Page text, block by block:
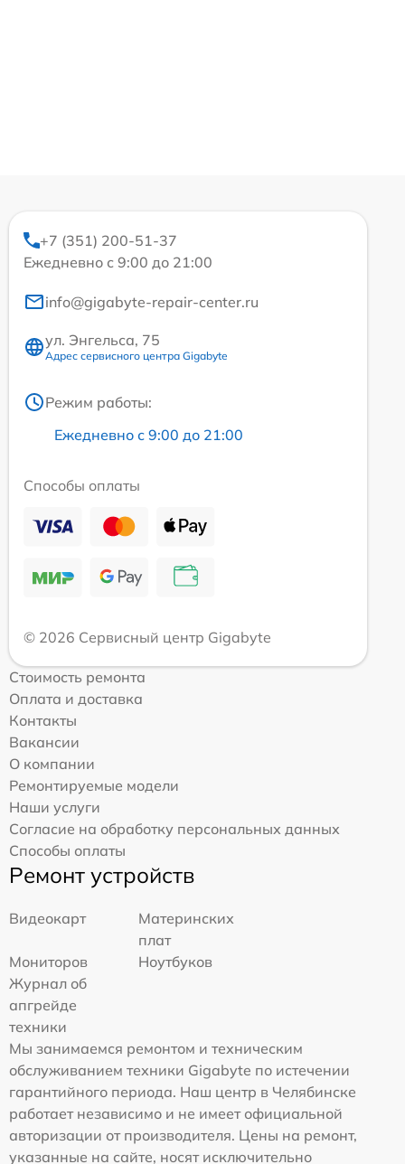
+7 (351) 200-51-37
Ежедневно с 9:00 до 21:00
info@gigabyte-repair-center.ru
ул. Энгельса, 75
Адрес сервисного центра Gigabyte
Режим работы:
Ежедневно с 9:00 до 21:00
Способы оплаты
© 2026 Сервисный центр Gigabyte
Стоимость ремонта
Оплата и доставка
Контакты
Вакансии
О компании
Ремонтируемые модели
Наши услуги
Согласие на обработку персональных данных
Способы оплаты
Ремонт устройств
Видеокарт
Материнских
плат
Мониторов
Ноутбуков
Журнал об
апгрейде
техники
Мы занимаемся ремонтом и техническим
обслуживанием техники Gigabyte по истечении
гарантийного периода. Наш центр в Челябинске
работает независимо и не имеет официальной
авторизации от производителя. Цены на ремонт,
указанные на сайте, носят исключительно